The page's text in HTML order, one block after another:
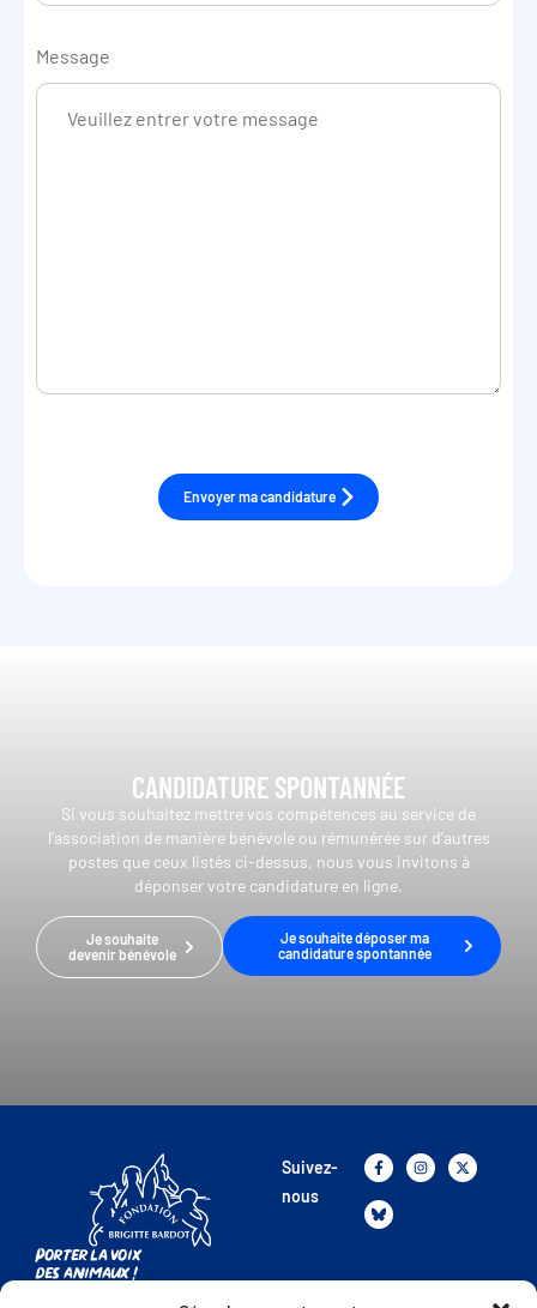
Message
Envoyer ma candidature
CANDIDATURE SPONTANNÉE
Si vous souhaitez mettre vos compétences au service de
l’association de manière bénévole ou rémunérée sur d’autres
postes que ceux listés ci-dessus, nous vous invitons à
déponser votre candidature en ligne.
Je souhaite
devenir bénévole
Je souhaite déposer ma
candidature spontannée
Porter la voix
des animaux !
Suivez-
nous